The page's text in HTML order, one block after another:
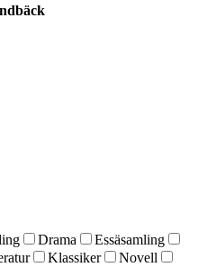
Drama
Essäsamling
Klassiker
Novell